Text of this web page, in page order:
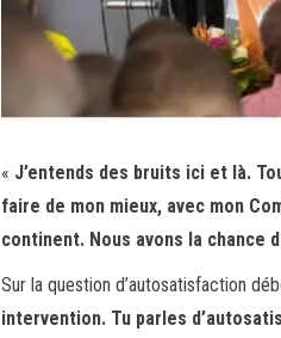
« J’entends des bruits ici et là.
faire de mon mieux, avec mon
continent. Nous avons la chance
Sur la question d’autosatisfaction
intervention. Tu parles